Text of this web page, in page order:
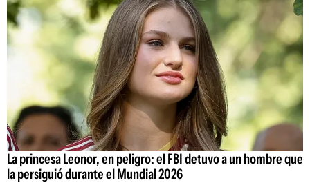
La princesa Leonor, en peligro: el FBI detuvo a un hombre que
la persiguió durante el Mundial 2026